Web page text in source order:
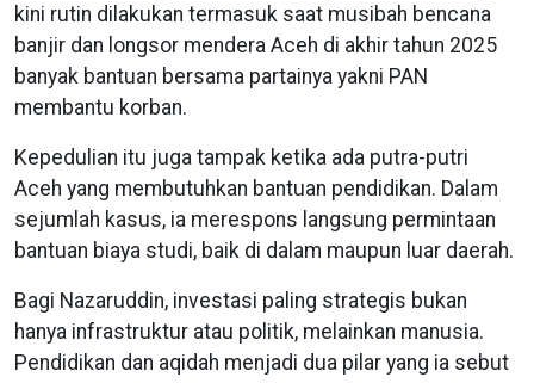
kini rutin dilakukan termasuk saat musibah bencana
banjir dan longsor mendera Aceh di akhir tahun 2025
banyak bantuan bersama partainya yakni PAN
membantu korban.
Kepedulian itu juga tampak ketika ada putra-putri
Aceh yang membutuhkan bantuan pendidikan. Dalam
sejumlah kasus, ia merespons langsung permintaan
bantuan biaya studi, baik di dalam maupun luar daerah.
Bagi Nazaruddin, investasi paling strategis bukan
hanya infrastruktur atau politik, melainkan manusia.
Pendidikan dan aqidah menjadi dua pilar yang ia sebut